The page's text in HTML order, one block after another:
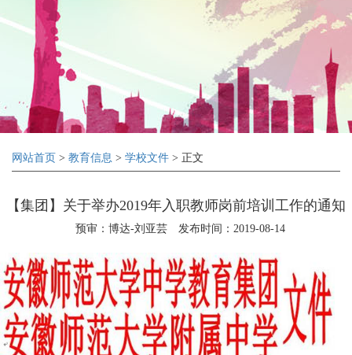
网站首页 > 教育信息 > 学校文件 > 正文
【集团】关于举办2019年入职教师岗前培训工作的通知
预审：博达-刘亚芸 发布时间：2019-08-14